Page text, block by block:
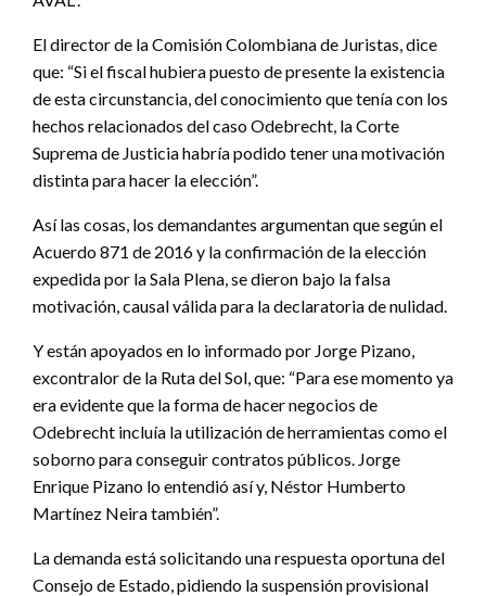
El director de la Comisión Colombiana de Juristas, dice
que: “Si el fiscal hubiera puesto de presente la existencia
de esta circunstancia, del conocimiento que tenía con los
hechos relacionados del caso Odebrecht, la Corte
Suprema de Justicia habría podido tener una motivación
distinta para hacer la elección”.
Así las cosas, los demandantes argumentan que según el
Acuerdo 871 de 2016 y la confirmación de la elección
expedida por la Sala Plena, se dieron bajo la falsa
motivación, causal válida para la declaratoria de nulidad.
Y están apoyados en lo informado por Jorge Pizano,
excontralor de la Ruta del Sol, que: “Para ese momento ya
era evidente que la forma de hacer negocios de
Odebrecht incluía la utilización de herramientas como el
soborno para conseguir contratos públicos. Jorge
Enrique Pizano lo entendió así y, Néstor Humberto
Martínez Neira también”.
La demanda está solicitando una respuesta oportuna del
Consejo de Estado, pidiendo la suspensión provisional